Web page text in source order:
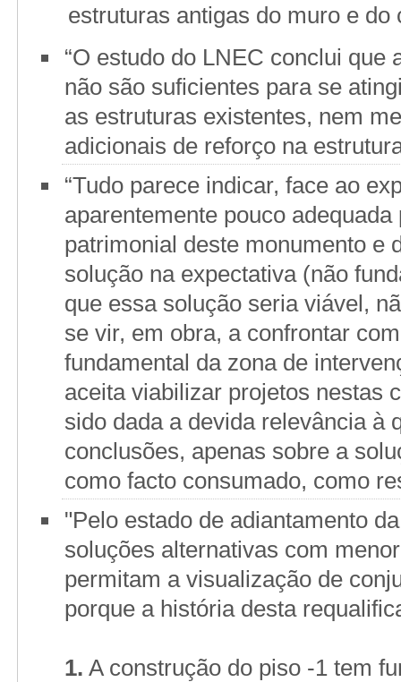
estruturas antigas do muro e do
“O estudo do LNEC conclui
não são suficientes para se
as estruturas existentes, nem
adicionais de reforço na
“Tudo parece indicar, face ao
aparentemente pouco
patrimonial deste monumento e
solução na expectativa (não
que essa solução seria viável,
se vir, em obra, a confrontar
fundamental da zona de
aceita viabilizar projetos nestas
sido dada a devida relevância à
conclusões, apenas sobre a
como facto consumado, como
"Pelo estado de adiantamento
soluções alternativas com
permitam a visualização de
porque a história desta
1. A construção do piso -1 tem